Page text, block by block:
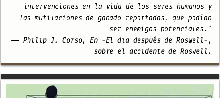
intervenciones en la vida de los seres humanos y
las mutilaciones de ganado reportadas, que podían
ser enemigos potenciales."
— Philip J. Corso, En -El día después de Roswell-,
sobre el accidente de Roswell.